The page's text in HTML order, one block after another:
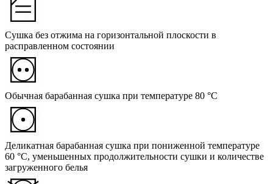
Сушка без отжима на горизонтальной плоскости в
расправленном состоянии
Обычная барабанная сушка при температуре 80 °C
Деликатная барабанная сушка при пониженной температуре
60 °C, уменьшенных продолжительности сушки и количестве
загруженного белья